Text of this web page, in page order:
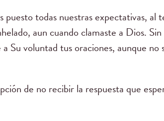
puesto todas nuestras expectativas,
aun cuando clamaste a Dios.
Su voluntad tus oraciones, aunque no
de no recibir la respuesta que